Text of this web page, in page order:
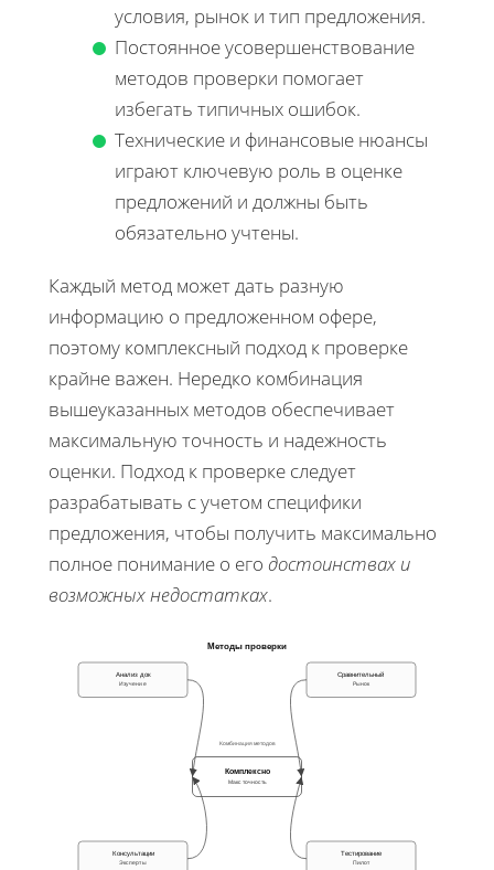
условия, рынок и тип предложения.
Постоянное усовершенствование
методов проверки помогает
избегать типичных ошибок.
Технические и финансовые нюансы
играют ключевую роль в оценке
предложений и должны быть
обязательно учтены.
Каждый метод может дать разную
информацию о предложенном офере,
поэтому комплексный подход к проверке
крайне важен. Нередко комбинация
вышеуказанных методов обеспечивает
максимальную точность и надежность
оценки. Подход к проверке следует
разрабатывать с учетом специфики
предложения, чтобы получить максимально
полное понимание о его достоинствах и
возможных недостатках.
Методы проверки
Анализ док
Изучение
Сравнительный
Рынок
Консультации
Эксперты
Тестирование
Пилот
Комплексно
Макс точность
Комбинация методов